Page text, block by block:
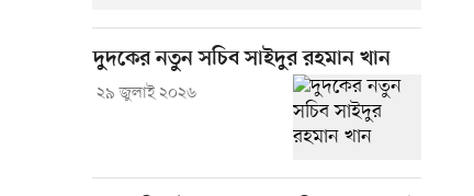
দুদকের নতুন সচিব সাইদুর রহমান খান
২৯ জুলাই ২০২৬